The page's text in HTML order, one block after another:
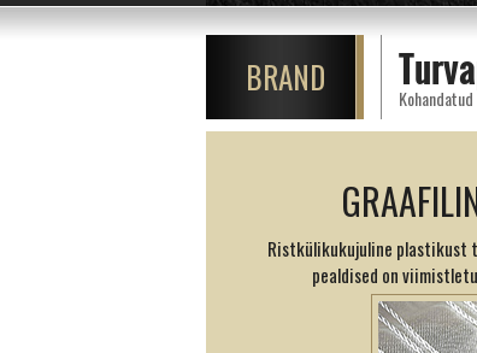
BRAND
Ristkülikukujuline plastikust
pealdised on